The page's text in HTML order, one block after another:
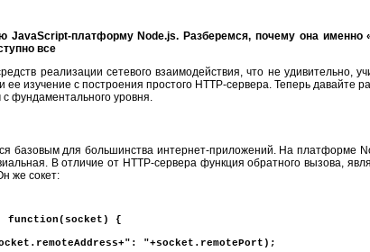
JavaScript-платформу Node.js. Разберемся, почему она именно
все
реализации сетевого взаимодействия, что не удивительно,
ее изучение с построения простого HTTP-сервера. Теперь
фундаментального уровня.
базовым для большинства интернет-приложений. На
В отличие от HTTP-сервера функция обратного вызова,
же сокет:
function(socket) {
"+socket.remotePort);